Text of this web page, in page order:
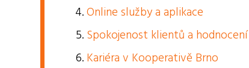
Online služby a aplikace
Spokojenost klientů a hodnocení
Kariéra v Kooperativě Brno